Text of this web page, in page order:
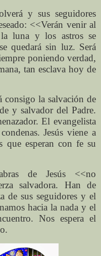
y sus seguidores
<<Verán venir al
luna y los astros se
quedará sin luz. Será
poniendo verdad,
tan esclava hoy de
consigo la salvación de
y salvador del Padre.
El evangelista
Jesús viene a
que esperan con fe su
de Jesús <<no
salvadora. Han de
de sus seguidores y el
hacia la nada y el
Nos espera el